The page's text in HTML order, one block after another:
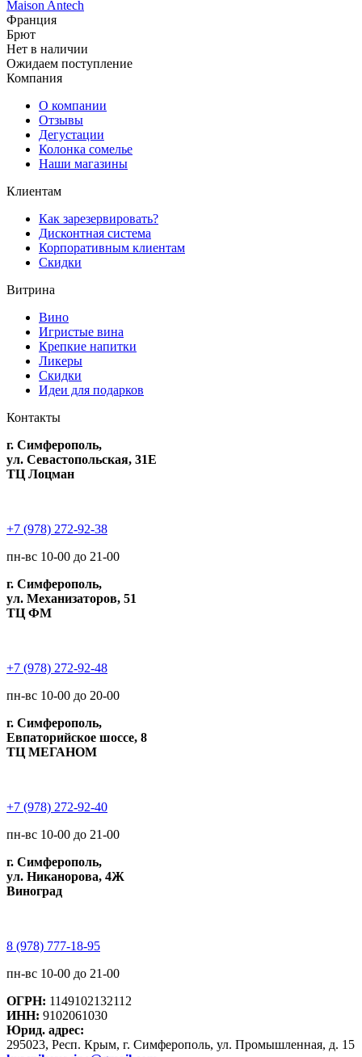
Maison Antech
Франция
Брют
Нет в наличии
Ожидаем поступление
Компания
О компании
Отзывы
Дегустации
Колонка сомелье
Наши магазины
Клиентам
Как зарезервировать?
Дисконтная система
Корпоративным клиентам
Скидки
Витрина
Вино
Игристые вина
Крепкие напитки
Ликеры
Скидки
Идеи для подарков
Контакты
г. Симферополь,
ул. Севастопольская, 31Е
ТЦ Лоцман
+7 (978) 272-92-38
пн-вс 10-00 до 21-00
г. Симферополь,
ул. Механизаторов, 51
ТЦ ФМ
+7 (978) 272-92-48
пн-вс 10-00 до 20-00
г. Симферополь,
Евпаторийское шоссе, 8
ТЦ МЕГАНОМ
+7 (978) 272-92-40
пн-вс 10-00 до 21-00
г. Симферополь,
ул. Никанорова, 4Ж
Виноград
8 (978) 777-18-95
пн-вс 10-00 до 21-00
ОГРН: 1149102132112
ИНН: 9102061030
Юрид. адрес:
295023, Респ. Крым, г. Симферополь, ул. Промышленная, д. 15